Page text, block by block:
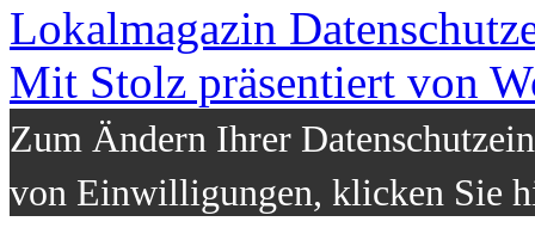
Lokalmagazin
Mit Stolz präsentiert von
Zum Ändern Ihrer
von Einwilligungen, klicken Sie